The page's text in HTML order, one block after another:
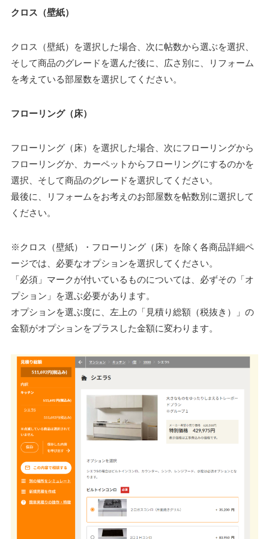
クロス（壁紙）
クロス（壁紙）を選択した場合、次に帖数から選ぶを選択、
そして商品のグレードを選んだ後に、広さ別に、リフォーム
を考えている部屋数を選択してください。
フローリング（床）
フローリング（床）を選択した場合、次にフローリングから
フローリングか、カーペットからフローリングにするのかを
選択、そして商品のグレードを選択してください。
最後に、リフォームをお考えのお部屋数を帖数別に選択して
ください。
※クロス（壁紙）・フローリング（床）を除く各商品詳細ペ
ージでは、必要なオプションを選択してください。
「必須」マークが付いているものについては、必ずその「オ
プション」を選ぶ必要があります。
オプションを選ぶ度に、左上の「見積り総額（税抜き）」の
金額がオプションをプラスした金額に変わります。